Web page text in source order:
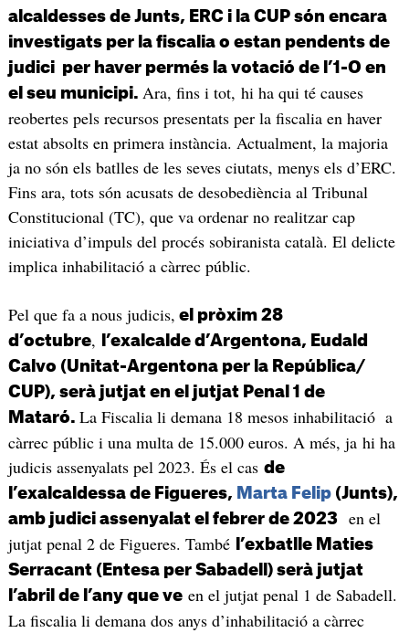
alcaldesses de Junts, ERC i la CUP són encara
investigats per la fiscalia o estan pendents de
judici per haver permés la votació de l’1-O en
el seu municipi. Ara, fins i tot, hi ha qui té causes
reobertes pels recursos presentats per la fiscalia en haver
estat absolts en primera instància. Actualment, la majoria
ja no són els batlles de les seves ciutats, menys els d’ERC.
Fins ara, tots són acusats de desobediència al Tribunal
Constitucional (TC), que va ordenar no realitzar cap
iniciativa d’impuls del procés sobiranista català. El delicte
implica inhabilitació a càrrec públic.
Pel que fa a nous judicis, el pròxim 28
d’octubre,
l’exalcalde d’Argentona, Eudald
Calvo (Unitat-Argentona per la República/
CUP), serà jutjat en el jutjat Penal 1 de
Mataró. La Fiscalia li demana 18 mesos inhabilitació a
càrrec públic i una multa de 15.000 euros. A més, ja hi ha
judicis assenyalats pel 2023. És el cas de
l’exalcaldessa de Figueres, Marta Felip(Junts),
amb judici assenyalat el febrer de 2023en el
jutjat penal 2 de Figueres. També
l’exbatlle Maties
Serracant (Entesa per Sabadell) serà jutjat
l’abril de l’any que veen el jutjat penal 1 de Sabadell.
La fiscalia li demana dos anys d’inhabilitació a càrrec